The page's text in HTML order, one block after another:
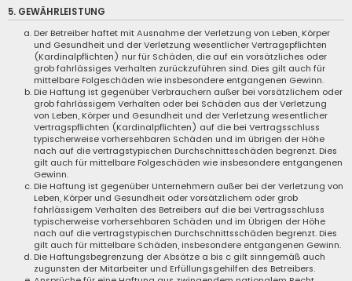
5. GEWÄHRLEISTUNG
Der Betreiber haftet mit Ausnahme der Verletzung von Leben, Körper
und Gesundheit und der Verletzung wesentlicher Vertragspflichten
(Kardinalpflichten) nur für Schäden, die auf ein vorsätzliches oder
grob fahrlässiges Verhalten zurückzuführen sind. Dies gilt auch für
mittelbare Folgeschäden wie insbesondere entgangenen Gewinn.
Die Haftung ist gegenüber Verbrauchern außer bei vorsätzlichem oder
grob fahrlässigem Verhalten oder bei Schäden aus der Verletzung
von Leben, Körper und Gesundheit und der Verletzung wesentlicher
Vertragspflichten (Kardinalpflichten) auf die bei Vertragsschluss
typischerweise vorhersehbaren Schäden und im übrigen der Höhe
nach auf die vertragstypischen Durchschnittsschäden begrenzt. Dies
gilt auch für mittelbare Folgeschäden wie insbesondere entgangenen
Gewinn.
Die Haftung ist gegenüber Unternehmern außer bei der Verletzung von
Leben, Körper und Gesundheit oder vorsätzlichem oder grob
fahrlässigem Verhalten des Betreibers auf die bei Vertragsschluss
typischerweise vorhersehbaren Schäden und im Übrigen der Höhe
nach auf die vertragstypischen Durchschnittsschäden begrenzt. Dies
gilt auch für mittelbare Schäden, insbesondere entgangenen Gewinn.
Die Haftungsbegrenzung der Absätze a bis c gilt sinngemäß auch
zugunsten der Mitarbeiter und Erfüllungsgehilfen des Betreibers.